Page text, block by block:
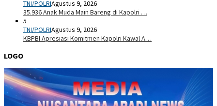
TNI/POLRIAgustus 9, 2026
35.936 Anak Muda Main Bareng di Kapolri …
5
TNI/POLRIAgustus 9, 2026
KBPBI Apresiasi Komitmen Kapolri Kawal A…
LOGO